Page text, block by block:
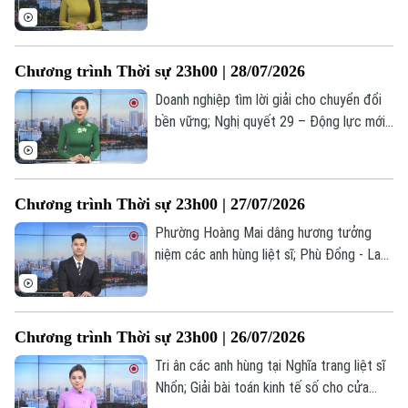
Thời trang
Âm nhạc
đáng chú ý trong chương trình thời sự
23h00 hôm nay.
Chương trình Thời sự 23h00 | 28/07/2026
Doanh nghiệp tìm lời giải cho chuyển đổi
bền vững; Nghị quyết 29 – Động lực mới
trình thời sự 23h00 hôm nay.
Chương trình Thời sự 23h00 | 27/07/2026
Phường Hoàng Mai dâng hương tưởng
niệm các anh hùng liệt sĩ; Phù Đổng - Lan
chú ý trong chương trình thời sự 23h00
hôm nay.
Chương trình Thời sự 23h00 | 26/07/2026
Tri ân các anh hùng tại Nghĩa trang liệt sĩ
Nhổn; Giải bài toán kinh tế số cho cửa